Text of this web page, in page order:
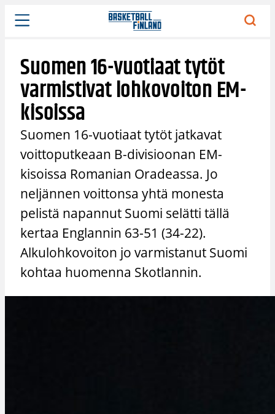
Siirry
sisältöön
Suomen 16-vuotiaat tytöt
varmistivat lohkovoiton EM-
kisoissa
Suomen 16-vuotiaat tytöt jatkavat
voittoputkeaan B-divisioonan EM-
kisoissa Romanian Oradeassa. Jo
neljännen voittonsa yhtä monesta
pelistä napannut Suomi selätti tällä
kertaa Englannin 63-51 (34-22).
Alkulohkovoiton jo varmistanut Suomi
kohtaa huomenna Skotlannin.